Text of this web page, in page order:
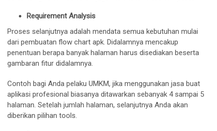
Requirement Analysis
Proses selanjutnya adalah mendata semua kebutuhan mulai
dari pembuatan flow chart apk. Didalamnya mencakup
penentuan berapa banyak halaman harus disediakan beserta
gambaran fitur didalamnya.
Contoh bagi Anda pelaku UMKM, jika menggunakan jasa buat
aplikasi profesional biasanya ditawarkan sebanyak 4 sampai 5
halaman. Setelah jumlah halaman, selanjutnya Anda akan
diberikan pilihan tools.